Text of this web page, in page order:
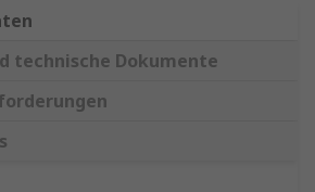
technische Dokumente